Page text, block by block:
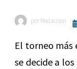
por Redaccion
El torneo más
se decide a